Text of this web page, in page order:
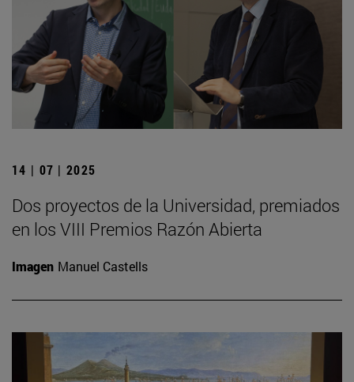
14 | 07 | 2025
Dos proyectos de la Universidad, premiados
en los VIII Premios Razón Abierta
Imagen Manuel Castells